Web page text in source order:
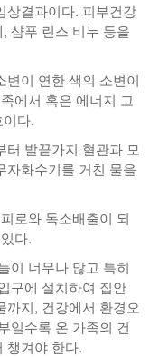
상결과이다. 피부건강
샴푸 린스 비누 등을
변이 연한 색의 소변이
에서 혹은 에너지 고
다.
터 발끝가지 혈관과 모
자화수기를 거친 물을
로와 독소배출이 되
다.
이 너무나 많고 특히
구에 설치하여 집안
까지, 건강에서 환경오
일수록 온 가족의 건
챙겨야 한다.